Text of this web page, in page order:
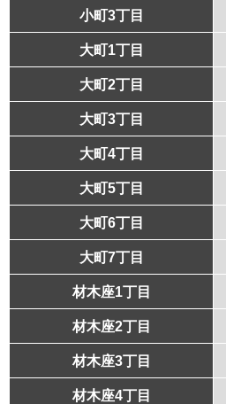
小町3丁目
大町1丁目
大町2丁目
大町3丁目
大町4丁目
大町5丁目
大町6丁目
大町7丁目
材木座1丁目
材木座2丁目
材木座3丁目
材木座4丁目